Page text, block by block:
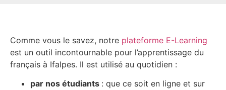
Comme vous le savez, notre plateforme E-Learning
est un outil incontournable pour l’apprentissage du
français à Ifalpes. Il est utilisé au quotidien :
par nos étudiants : que ce soit en ligne et sur